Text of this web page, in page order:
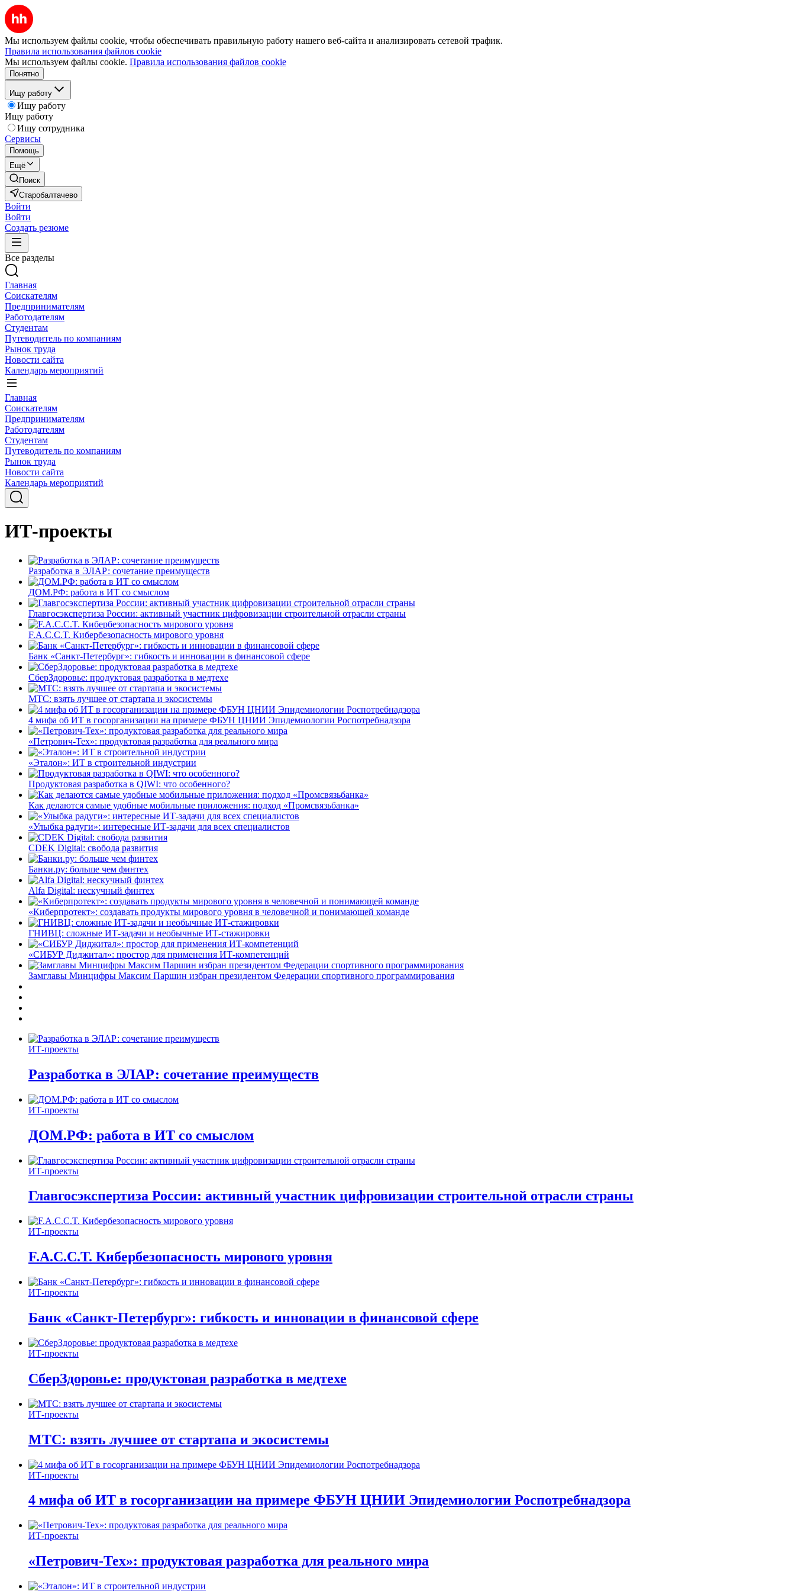
Мы используем файлы cookie, чтобы обеспечивать правильную работу нашего веб-сайта и анализировать сетевой трафик.
Правила использования файлов cookie
Мы используем файлы cookie. Правила использования файлов cookie
Понятно
Ищу работу
Ищу работу
Ищу работу
Ищу сотрудника
Сервисы
Помощь
Ещё
Поиск
Старобалтачево
Войти
Войти
Создать резюме
Все разделы
Главная
Соискателям
Предпринимателям
Работодателям
Студентам
Путеводитель по компаниям
Рынок труда
Новости сайта
Календарь мероприятий
Главная
Соискателям
Предпринимателям
Работодателям
Студентам
Путеводитель по компаниям
Рынок труда
Новости сайта
Календарь мероприятий
ИТ-проекты
Разработка в ЭЛАР: сочетание преимуществ
ДОМ.РФ: работа в ИТ со смыслом
Главгосэкспертиза России: активный участник цифровизации строительной отрасли страны
F.A.C.C.T. Кибербезопасность мирового уровня
Банк «Санкт-Петербург»: гибкость и инновации в финансовой сфере
СберЗдоровье: продуктовая разработка в медтехе
МТС: взять лучшее от стартапа и экосистемы
4 мифа об ИТ в госорганизации на примере ФБУН ЦНИИ Эпидемиологии Роспотребнадзора
«Петрович-Тех»: продуктовая разработка для реального мира
«Эталон»: ИТ в строительной индустрии
Продуктовая разработка в QIWI: что особенного?
Как делаются самые удобные мобильные приложения: подход «Промсвязьбанка»
«Улыбка радуги»: интересные ИТ-задачи для всех специалистов
CDEK Digital: свобода развития
Банки.ру: больше чем финтех
Alfa Digital: нескучный финтех
«Киберпротект»: создавать продукты мирового уровня в человечной и понимающей команде
ГНИВЦ: сложные ИТ‑задачи и необычные ИТ‑стажировки
«СИБУР Диджитал»: простор для применения ИТ-компетенций
Замглавы Минцифры Максим Паршин избран президентом Федерации спортивного программирования
ИТ-проекты
Разработка в ЭЛАР: сочетание преимуществ
ИТ-проекты
ДОМ.РФ: работа в ИТ со смыслом
ИТ-проекты
Главгосэкспертиза России: активный участник цифровизации строительной отрасли страны
ИТ-проекты
F.A.C.C.T. Кибербезопасность мирового уровня
ИТ-проекты
Банк «Санкт-Петербург»: гибкость и инновации в финансовой сфере
ИТ-проекты
СберЗдоровье: продуктовая разработка в медтехе
ИТ-проекты
МТС: взять лучшее от стартапа и экосистемы
ИТ-проекты
4 мифа об ИТ в госорганизации на примере ФБУН ЦНИИ Эпидемиологии Роспотребнадзора
ИТ-проекты
«Петрович-Тех»: продуктовая разработка для реального мира